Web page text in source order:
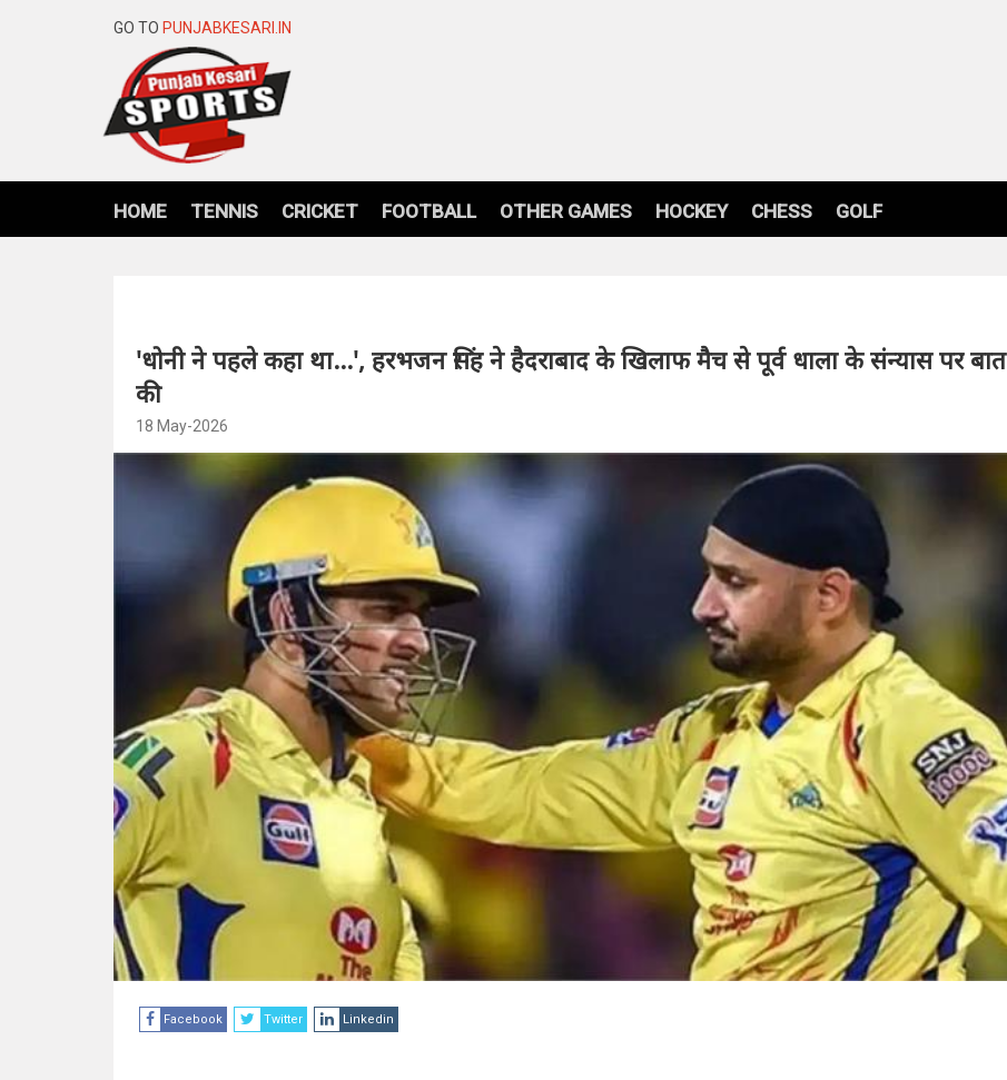
GO TO PUNJABKESARI.IN
HOME TENNIS CRICKET FOOTBALL OTHER GAMES HOCKEY CHESS GOLF
'धोनी ने पहले कहा था...', हरभजन सिंह ने हैदराबाद के खिलाफ मैच से पूर्व धाला के संन्यास पर बात
की
18 May-2026
Facebook Twitter Linkedin